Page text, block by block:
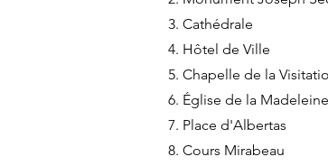
3. Cathédrale
4. Hôtel de Ville
5. Chapelle de la
6. Église de la Madeleine
7. Place d'Albertas
8. Cours Mirabeau